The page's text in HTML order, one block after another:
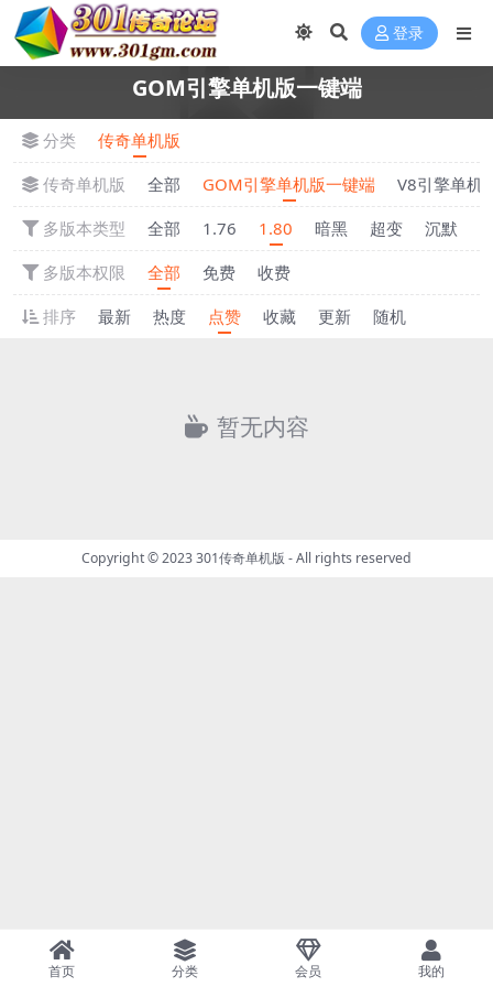
登录
GOM引擎单机版一键端
分类
传奇单机版
传奇单机版
全部 GOM引擎单机版一键端
V8引擎单机
多版本类型
全部 1.76 1.80 暗黑 超变 沉默
多版本权限
全部 免费
收费
排序
最新 热度 点赞 收藏 更新 随机
暂无内容
Copyright © 2023301传奇单机版 - All rights reserved
首页 分类 会员 我的